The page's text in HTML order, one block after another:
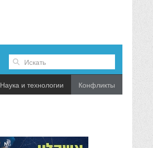
Наука и технологии Конфликты